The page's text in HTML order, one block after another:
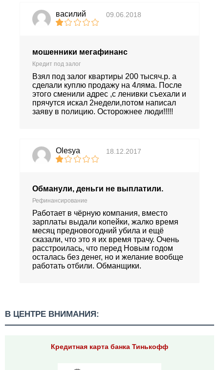
василий 09.06.2018
мошенники мегафинанс
Кредит под залог
Взял под залог квартиры 200 тысяч.р. а
сделали куплю продажу на 4ляма. После
этого сменили адрес ,с ленивки съехали и
прячутся искал 2недели,потом написал
заяву в полицию. Осторожнее люди!!!!!
Olesya 18.12.2017
Обманули, деньги не выплатили.
Рефинансирование
Работает в чёрную компания, вместо
зарплаты выдали копейки, жалко время
месяц предновогодний убила и ещё
сказали, что это я их время трачу. Очень
расстроилась, что перед Новым годом
осталась без денег, но и желание вообще
работать отбили. Обманщики.
В ЦЕНТРЕ ВНИМАНИЯ:
Кредитная карта банка Тинькофф